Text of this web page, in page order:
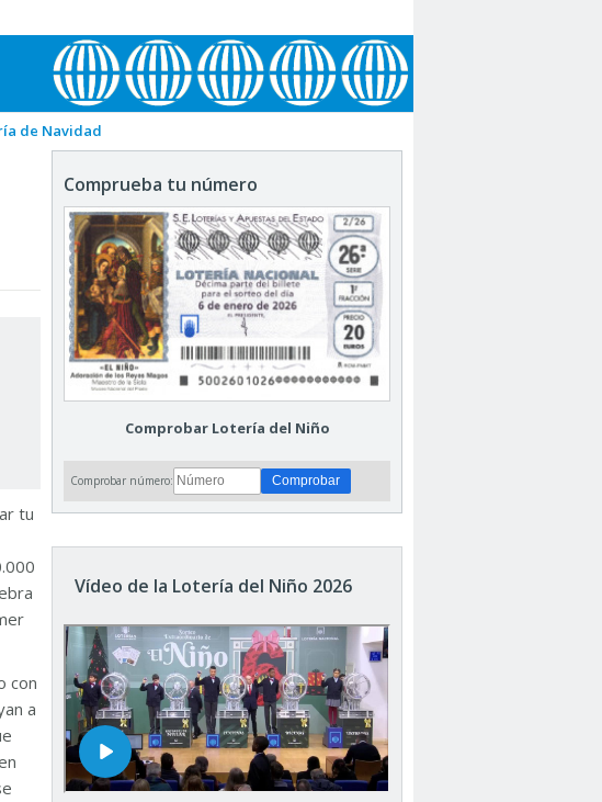
de Navidad
tu
con
a
Comprueba tu número
Comprobar Lotería del Niño
Comprobar número:
Vídeo de la Lotería del Niño 2026